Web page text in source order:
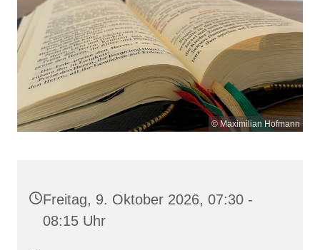
© Maximilian Hofmann
Freitag, 9. Oktober 2026, 07:30 -
08:15 Uhr